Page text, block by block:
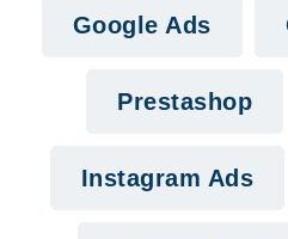
Google Ads
Prestashop
Instagram Ads